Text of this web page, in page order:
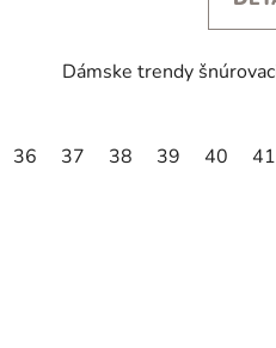
Dámske trendy
36 37 38 39 40 41